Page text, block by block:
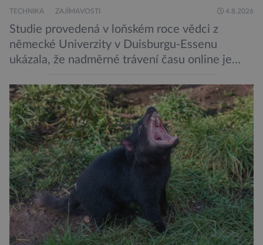
TECHNIKA ZAJÍMAVOSTI 4.8.2026
Studie provedená v loňském roce vědci z
německé Univerzity v Duisburgu-Essenu
ukázala, že nadměrné trávení času online je
vede k zanedbávání dalších aktivit. Zúčastnilo
se jí 900 dospělých Němců, kteří uvedli, že se v
posledním roce alespoň jednou zapojili do hraní
her, sledování pornografie, sledování sociálních
sítí […]